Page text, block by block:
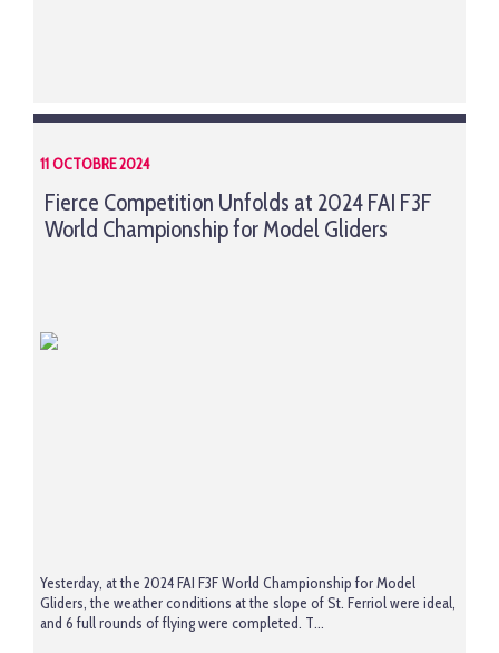
11 OCTOBRE 2024
Fierce Competition Unfolds at 2024 FAI F3F
World Championship for Model Gliders
Yesterday, at the 2024 FAI F3F World Championship for Model
Gliders, the weather conditions at the slope of St. Ferriol were ideal,
and 6 full rounds of flying were completed. T...